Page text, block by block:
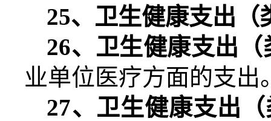
25、卫生健康支出（
26、卫生健康支出
业单位医疗方面的支出
27、卫生健康支出